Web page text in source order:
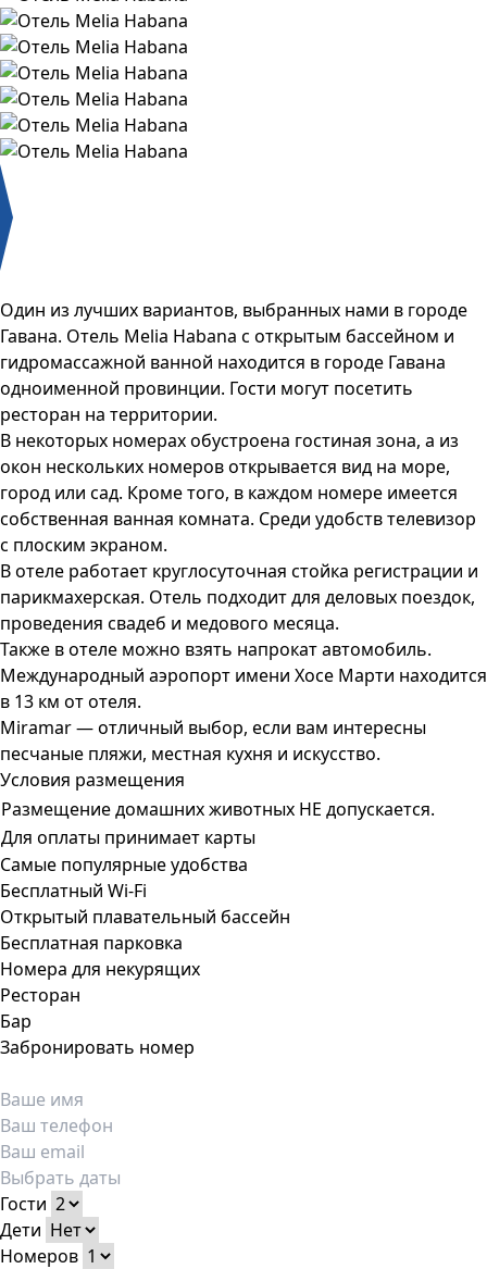
Один из лучших вариантов, выбранных нами в городе
Гавана. Отель Melia Habana с открытым бассейном и
гидромассажной ванной находится в городе Гавана
одноименной провинции. Гости могут посетить
ресторан на территории.
В некоторых номерах обустроена гостиная зона, а из
окон нескольких номеров открывается вид на море,
город или сад. Кроме того, в каждом номере имеется
собственная ванная комната. Среди удобств телевизор
с плоским экраном.
В отеле работает круглосуточная стойка регистрации и
парикмахерская. Отель подходит для деловых поездок,
проведения свадеб и медового месяца.
Также в отеле можно взять напрокат автомобиль.
Международный аэропорт имени Хосе Марти находится
в 13 км от отеля.
Miramar — отличный выбор, если вам интересны
песчаные пляжи, местная кухня и искусство.
Условия размещения
Размещение домашних животных НЕ допускается.
Для оплаты принимает карты
Самые популярные удобства
Бесплатный Wi-Fi
Открытый плавательный бассейн
Бесплатная парковка
Номера для некурящих
Ресторан
Бар
Забронировать номер
Гости
Дети
Номеров